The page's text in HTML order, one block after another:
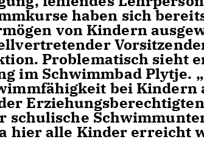
haben sich
von Kindern
Problematisch sieht
im Schwimmbad Plytje.
bei Kindern
schulische
hier alle Kinder erreicht